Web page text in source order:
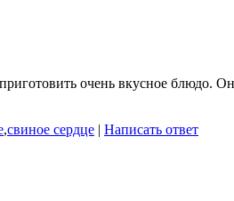
очень вкусное блюдо.
,свиное сердце | Написать ответ